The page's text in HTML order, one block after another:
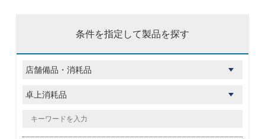
条件を指定して製品を探す